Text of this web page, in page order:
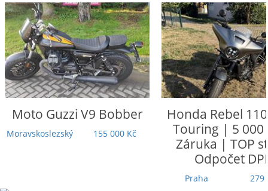
Moto Guzzi V9 Bobber
Moravskoslezský 155 000 Kč
Honda Rebel
Touring | 5
Záruka | TOP
Odpočet
Praha 279